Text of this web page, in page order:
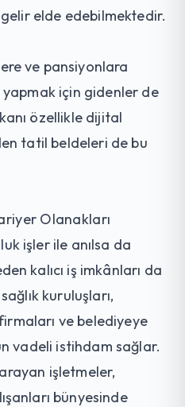
elde edebilmektedir.
ve pansiyonlara
yapmak için gidenler de
özellikle dijital
tatil beldeleri de bu
Olanakları
işler ile anılsa da
kalıcı iş imkânları da
kuruluşları,
ve belediyeye
vadeli istihdam sağlar.
işletmeler,
bünyesinde